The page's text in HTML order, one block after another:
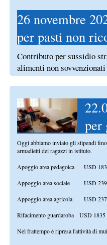
26 novembre
per pasti non
Contributo per sussidio
alimenti non
per
Oggi abbiamo inviato gli stipendi
armadietti dei ragazzi in istituto.
Apoggio area pedagoica USD
Appoggio area sociale USD
Appoggio area agricola USD
Rifacimento guardaroba USD 1835
Nel frattempo è ripresa l'attività di